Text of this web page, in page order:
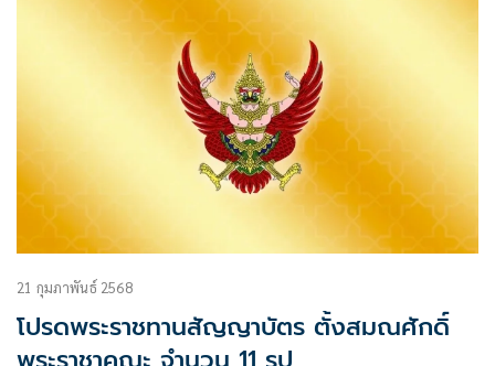
21 กุมภาพันธ์ 2568
โปรดพระราชทานสัญญาบัตร ตั้งสมณศักดิ์